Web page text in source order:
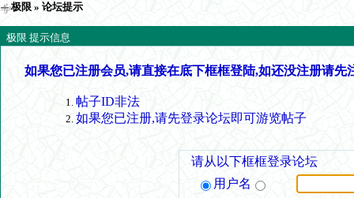
极限 » 论坛提示
极限 提示信息
如果您已注册会员,请直接在底下框框登陆,如还没注册请先
帖子ID非法
如果您已注册,请先登录论坛即可游览帖子
请从以下框框登录论坛
用户名